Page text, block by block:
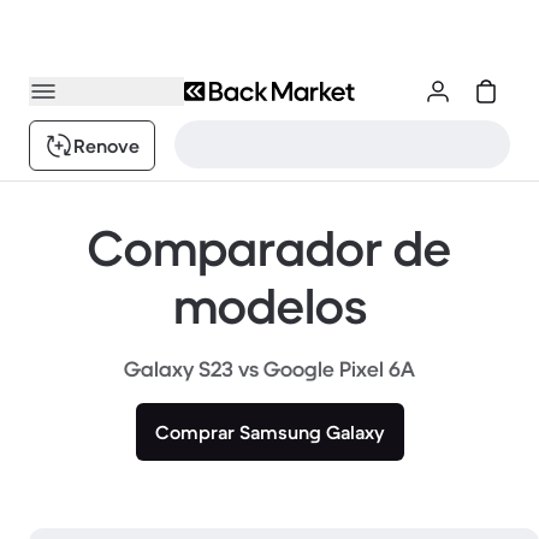
Renove
Comparador de
modelos
Galaxy S23 vs Google Pixel 6A
Comprar Samsung Galaxy